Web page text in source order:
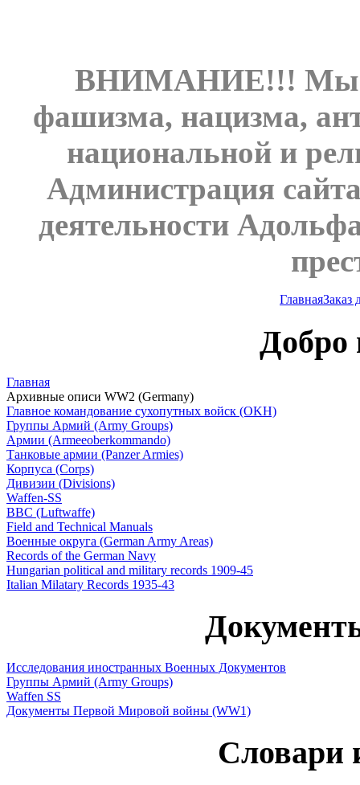
ВНИМАНИЕ!!! Мы
фашизма, нацизма,
национальной и
Администрация
деятельности
ГлавнаяЗаказ
Добро
Главная
Архивные описи WW2 (Germany)
Главное командование сухопутных войск (OKH)
Группы Армий (Army Groups)
Армии (Armeeoberkommando)
Танковые армии (Panzer Armies)
Корпуса (Corps)
Дивизии (Divisions)
Waffen-SS
ВВС (Luftwaffe)
Field and Technical Manuals
Военные округа (German Army Areas)
Records of the German Navy
Hungarian political and military records 1909-45
Italian Milatary Records 1935-43
Исследования иностранных Военных Документов
Группы Армий (Army Groups)
Waffen SS
Документы Первой Мировой войны (WW1)
Словари